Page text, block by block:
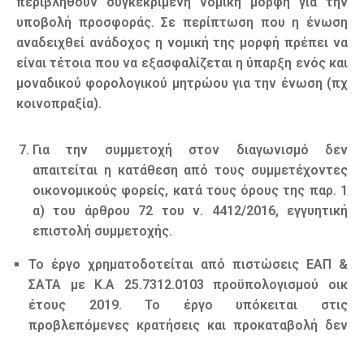
υποβολή προσφοράς. Σε περίπτωση που η ένωση
αναδειχθεί ανάδοχος η νομική της μορφή πρέπει να
είναι τέτοια που να εξασφαλίζεται η ύπαρξη ενός και
μοναδικού φορολογικού μητρώου για την ένωση (πχ
κοινοπραξία).
Για την συμμετοχή στον διαγωνισμό δεν
απαιτείται η κατάθεση από τους συμμετέχοντες
οικονομικούς φορείς, κατά τους όρους της παρ. 1
α) του άρθρου 72 του ν. 4412/2016, εγγυητική
επιστολή συμμετοχής.
Το έργο χρηματοδοτείται από πιστώσεις ΕΑΠ &
ΣΑΤΑ με Κ.Α 25.7312.0103 προϋπολογισμού οικ
έτους 2019. Το έργο υπόκειται στις
προβλεπόμενες κρατήσεις και προκαταβολή δεν